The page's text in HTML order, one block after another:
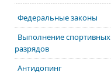
Федеральные законы
Выполнение спортивных
разрядов
Антидопинг